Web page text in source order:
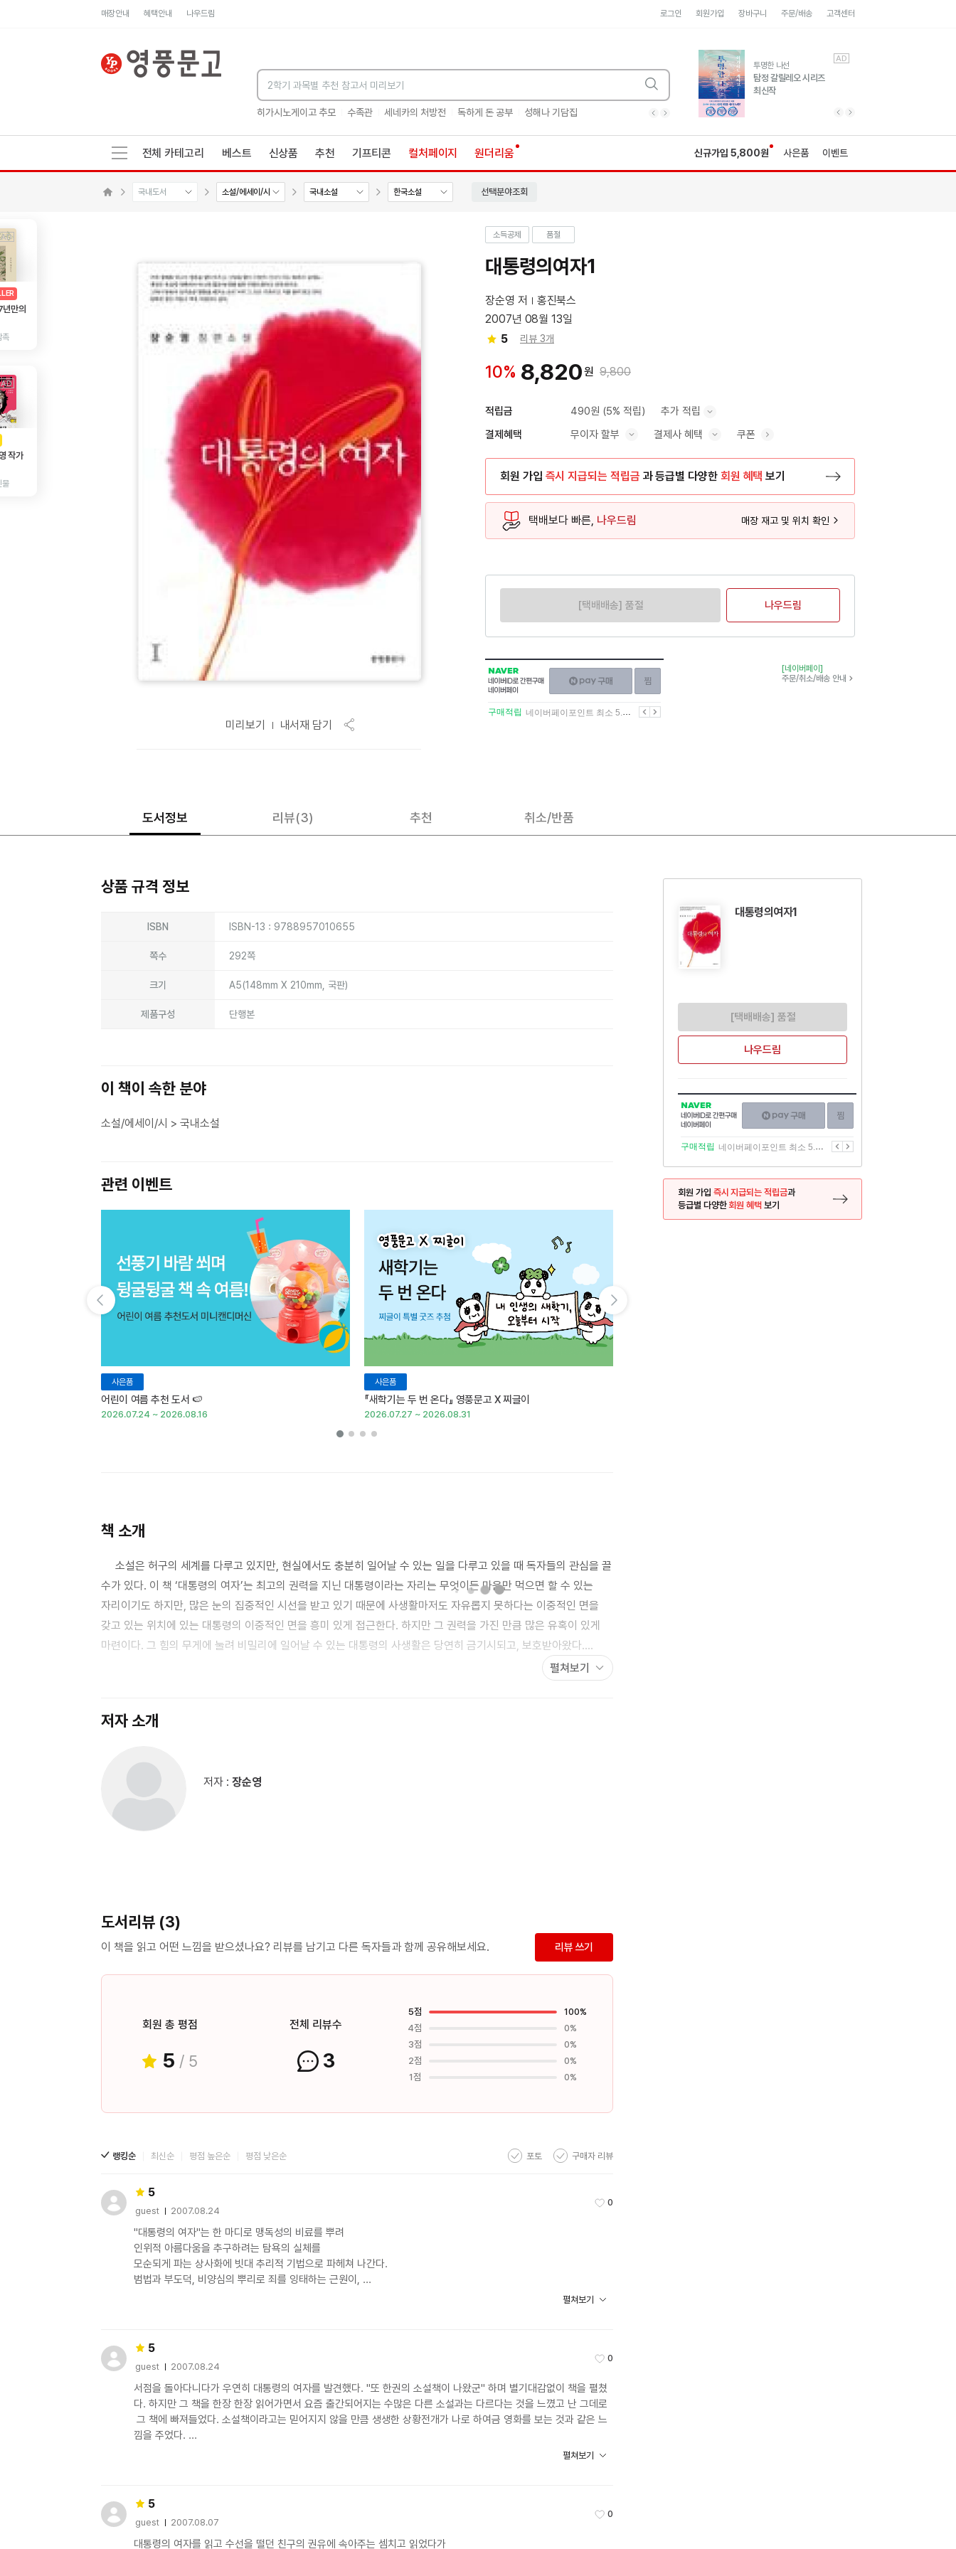
매장안내 혜택안내 나우드림 로그인 회원가입 장바구니 주문/배송 고객센터
히가시노게이고 추모 수족관 세네카의 처방전 독하게 돈 공부 성해나 기담집 히가시노게이고 추모 수족관 독하게 돈 공부
유럽 도시 기행3
풍성한 서사와 인문학적
통찰!
AD
투명한 나선
탐정 갈릴레오 시리즈
최신작
AD
전체 카테고리 베스트 신상품 추천 기프티콘 컬처페이지 원더리움 신규가입 5,800원 사은품 이벤트
국내도서 소설/에세이/시 국내소설 한국소설 선택분야조회
AD
년만의
촉
AD
작가
물
미리보기 내서재 담기
소득공제 품절
대통령의여자1
장순영 저
홍진북스
2007년 08월 13일
5
리뷰 3개
10% 8,820원 9,800
적립금 490원 (5% 적립) 추가 적립
결제혜택 무이자 할부 결제사 혜택 쿠폰
회원 가입 즉시 지급되는 적립금 과 등급별 다양한 회원 혜택 보기
택배보다 빠른, 나우드림 매장 재고 및 위치 확인
[택배배송] 품절 나우드림
NAVER
네이버
ID로
간편구매
네이버페이
구매하기
이전
구매적립 네이버페이포인트 최소 5.5% 적립 다음
[네이버페이]
주문/취소/배송 안내
도서정보 리뷰(3) 추천 취소/반품
상품 규격 정보
ISBN ISBN-13 : 9788957010655
쪽수 292쪽
크기 A5(148mm X 210mm, 국판)
제품구성 단행본
이 책이 속한 분야
소설/에세이/시 > 국내소설
관련 이벤트
사은품
어린이 여름 추천 도서 🍉
2026.07.24 ~ 2026.08.16
사은품
『새학기는 두 번 온다』 영풍문고 X 찌글이
2026.07.27 ~ 2026.08.31
책 소개
소설은 허구의 세계를 다루고 있지만, 현실에서도 충분히 일어날 수 있는 일을 다루고 있을 때 독자들의 관심을 끌
수가 있다. 이 책 ‘대통령의 여자’는 최고의 권력을 지닌 대통령이라는 자리는 무엇이든 마음만 먹으면 할 수 있는
자리이기도 하지만, 많은 눈의 집중적인 시선을 받고 있기 때문에 사생활마저도 자유롭지 못하다는 이중적인 면을
갖고 있는 위치에 있는 대통령의 이중적인 면을 흥미 있게 접근한다. 하지만 그 권력을 가진 만큼 많은 유혹이 있게
마련이다. 그 힘의 무게에 눌려 비밀리에 일어날 수 있는 대통령의 사생활은 당연히 금기시되고, 보호받아왔다.
‘미국이 왜 세계인 양, 미국인이 왜 지구의 시민인 양 행동할 수 있는 그 힘은 어쩌면 영화의 역할이 컸기 때문이라고
할 수 있다. 그들의 영화는 이 세상 어디에서나 포스터를 내붙이고 있음으로 해서 그들의 자부심은 더욱 더 세계 속의
가치들이 있을 때 그 나라는 건강해지고 강한 뿌리를 내릴 수 있는 것이다. 이 소설은 금기시되고 있는 대통령의
“이제 영화의 본산은 서울이 되어야 합니다. 저는 세계 영화시장의 70퍼센트를 지배하고 있는 할리우드로부터 그
산업의 대부니 할 정도로 문화계의 거물로 우뚝 선 인물. 그야말로 대중에게도 널리 알려진 입지전적 인물 남현태
플러시였다. 10, J, Q, K, A의 다섯 장이 모두 스페이드 무늬였다. 이미 다섯 장 째에 더 이상 높을 수 없는 패를
완벽하게 갖춘 것이었다. 로열 스트레이트 플러시를 확인한 문 사장의 동공이 튀어나올 듯 커졌다. 작위적이지
범야권의 후보단일화를 이뤄내는 발상은 정말이지, 기가 막혔어요.” “결국 압도적인 표 차이로 무명의 정치 신인이
거라고 판단해서도 곤란하다. 전북 고창에 위치한 사찰, 선운사에 가면 붉은 상사화를 볼 수 있다. 결코 공존해서 꽃과
잎이 피지 않는다는 상사화. 화려하고도 찬란한 꽃을 피우기 위해 스스로를 말려, 지고 마는 잎. ‘대통령의 여자’는
상사화에 빗대 추리적 기법으로 전개시켜 나간다.
펼쳐보기
저자 소개
저자 : 장순영
도서리뷰 (3)
이 책을 읽고 어떤 느낌을 받으셨나요? 리뷰를 남기고 다른 독자들과 함께 공유해보세요. 리뷰 쓰기
회원 총 평점
5 / 5
전체 리뷰수
3
5점
100%
4점
0%
3점
0%
2점
0%
1점
0%
랭킹순 최신순 평점 높은순 평점 낮은순 포토 구매자 리뷰
5
guest 2007.08.24
"대통령의 여자"는 한 마디로 맹독성의 비료를 뿌려
인위적 아름다움을 추구하려는 탐욕의 실체를
모순되게 파는 상사화에 빗대 추리적 기법으로 파헤쳐 나간다.
범법과 부도덕, 비양심의 뿌리로 죄를 잉태하는 근원이,
- 책 소개 글 중에서 -
-----------------------------------------------------------------------
장순영 작가..
그의 이름을 대통령의 여자를 통하여 처음 만나게 되었다.
군더더기 없는 명료한 필체에, 논리적으로 잘 짜여진 구성,
책을 읽으며 작품 구성과 퇴고까지 어떤 과정을 거쳐서
시나리오에서부터 영화, 소설의 장르가 모두 녹아져 있는 복합적이면서도
입체적 산물에 관하여 새로운 호기심이 발동하게 되었다.
펼쳐보기
0
5
guest 2007.08.24
서점을 돌아다니다가 우연히 대통령의 여자를 발견했다. "또 한권의 소설책이 나왔군" 하며 별기대감없이 책을 펼쳤
다. 하지만 그 책을 한장 한장 읽어가면서 요즘 출간되어지는 수많은 다른 소설과는 다르다는 것을 느꼈고 난 그데로
그 책에 빠져들었다. 소설책이라고는 믿어지지 않을 만큼 생생한 상황전개가 나로 하여금 영화를 보는 것과 같은 느
낌을 주었다.
대통령의 여자는 한마디로 소설책답다. 탄탄한 내용구성과 재미가 한껏 어울려 있는 대통령의 여자.. 세밀한 문장으
정말 강추하고 싶은 책이다.
이책을 만드신 작가님한테 넘 감사드린다.
펼쳐보기
0
5
guest 2007.08.07
대통령의 여자를 읽고 수선을 떨던 친구의 권유에 속아주는 셈치고 읽었다가
0
대통령의여자1
[택배배송] 품절
나우드림
NAVER
네이버
ID로
간편구매
네이버페이
구매하기
이전
구매적립 네이버페이포인트 최소 5.5% 적립 다음
회원 가입 즉시 지급되는 적립금과
등급별 다양한회원 혜택 보기